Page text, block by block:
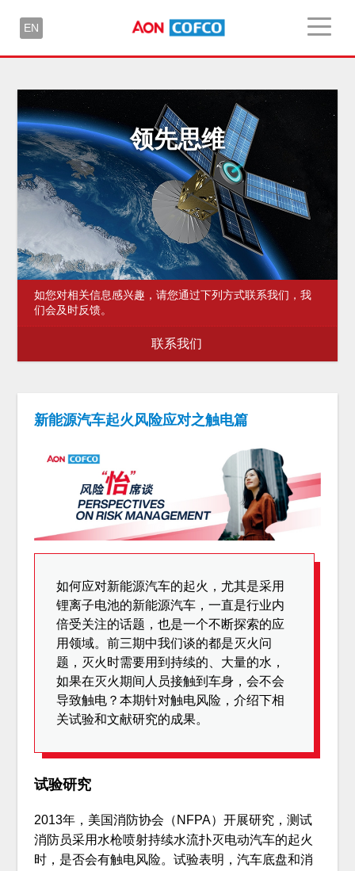
EN
领先思维
如您对相关信息感兴趣，请您通过下列方式联系我们，我
们会及时反馈。
联系我们
新能源汽车起火风险应对之触电篇
如何应对新能源汽车的起火，尤其是采用
锂离子电池的新能源汽车，一直是行业内
倍受关注的话题，也是一个不断探索的应
用领域。前三期中我们谈的都是灭火问
题，灭火时需要用到持续的、大量的水，
如果在灭火期间人员接触到车身，会不会
导致触电？本期针对触电风险，介绍下相
关试验和文献研究的成果。
试验研究
2013年，美国消防协会（NFPA）开展研究，测试
消防员采用水枪喷射持续水流扑灭电动汽车的起火
时，是否会有触电风险。试验表明，汽车底盘和消